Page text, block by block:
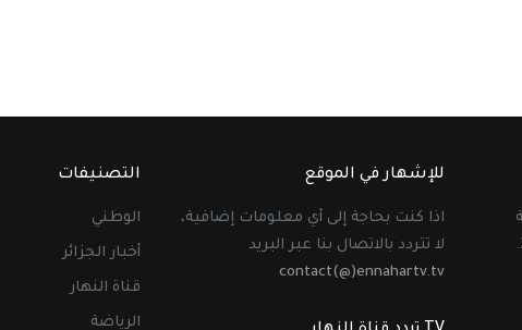
للإشهار في الموقع
اذا كنت بحاجة إلى أي معلومات إضافية،
لا تتردد بالاتصال بنا عبر البريد
contact(@)ennahartv.tv
التصنيفات
الوطني
أخبار الجزائر
قناة النهار
الرياضة